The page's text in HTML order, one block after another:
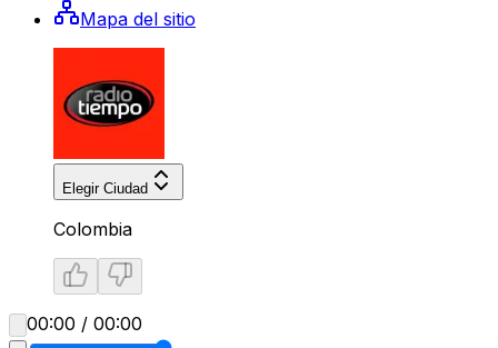
Mapa del sitio
Elegir Ciudad
Colombia
00:00 / 00:00